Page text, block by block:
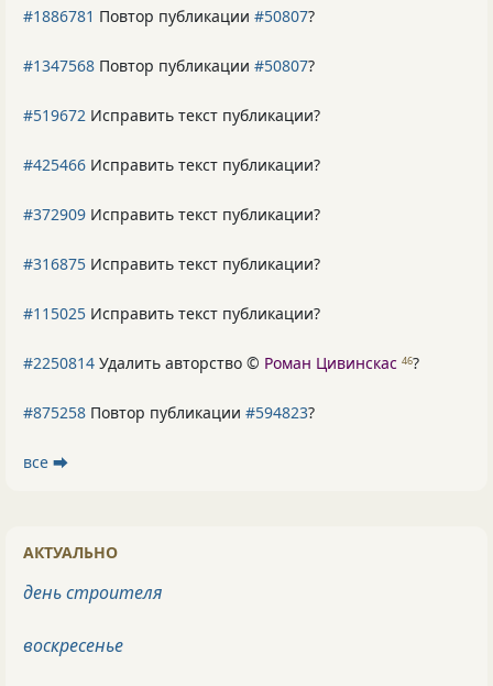
#1886781 Повтор публикации #50807?
#1347568 Повтор публикации #50807?
#519672 Исправить текст публикации?
#425466 Исправить текст публикации?
#372909 Исправить текст публикации?
#316875 Исправить текст публикации?
#115025 Исправить текст публикации?
#2250814 Удалить авторство © Роман Цивинскас 46?
#875258 Повтор публикации #594823?
все ⮕
АКТУАЛЬНО
день строителя
воскресенье